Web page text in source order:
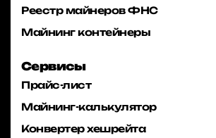
Реестр майнеров ФНС
Майнинг контейнеры
Сервисы
Прайс-лист
Майнинг-калькулятор
Конвертер хешрейта